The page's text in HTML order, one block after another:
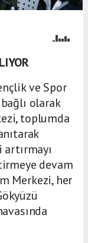
ve Spor
olarak
toplumda
devam
Merkezi, her